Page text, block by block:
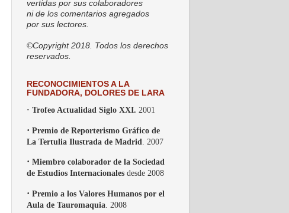
vertidas por sus colaboradores
ni de los comentarios agregados
por sus lectores.
©Copyright 2018. Todos los derechos
reservados.
RECONOCIMIENTOS A LA
FUNDADORA, DOLORES DE LARA
· Trofeo Actualidad Siglo XXI. 2001
· Premio de Reporterismo Gráfico de
La Tertulia Ilustrada de Madrid . 2007
· Miembro colaborador de la Sociedad
de Estudios Internacionales desde 2008
· Premio a los Valores Humanos por el
Aula de Tauromaquia . 2008